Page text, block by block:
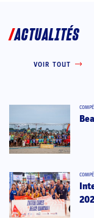
ACTUALITÉS
VOIR TOUT